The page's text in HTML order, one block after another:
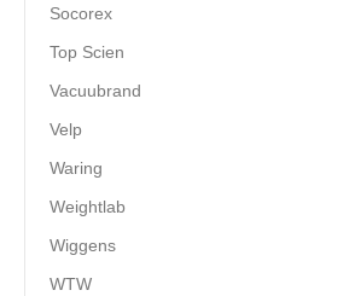
Socorex
Top Scien
Vacuubrand
Velp
Waring
Weightlab
Wiggens
WTW